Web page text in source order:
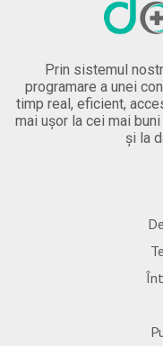
Prin sistemul
programare a unei
timp real, eficient,
mai ușor la cei mai
și la